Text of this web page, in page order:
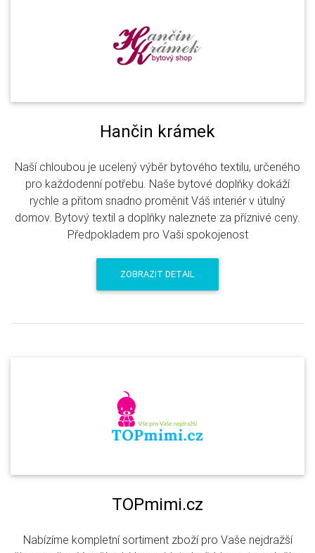
Hančin krámek
Naší chloubou je ucelený výběr bytového textilu, určeného
pro každodenní potřebu. Naše bytové doplňky dokáží
rychle a přitom snadno proměnit Váš interiér v útulný
domov. Bytový textil a doplňky naleznete za příznivé ceny.
Předpokladem pro Vaši spokojenost
ZOBRAZIT DETAIL
TOPmimi.cz
Nabízíme kompletní sortiment zboží pro Vaše nejdražší